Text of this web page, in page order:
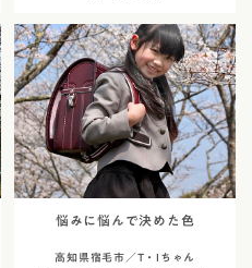
悩みに悩んで決めた色
高知県宿毛市／T・Iちゃん